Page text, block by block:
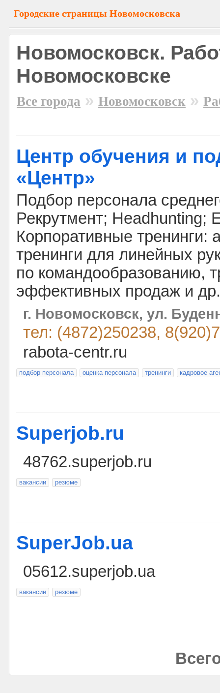
Городские страницы Новомосковска
Новомосковск.
Новомосковске
Все города » Новомосковск »
Центр обучения и
«Центр»
Подбор персонала
Рекрутмент; Headhunting;
Корпоративные тренинги:
тренинги для линейных
по командообразованию,
эффективных продаж и др.
г. Новомосковск, ул.
тел: (4872)250238,
rabota-centr.ru
подбор персонала оценка персонала тренинги кадровое
Superjob.ru
48762.superjob.ru
вакансии резюме
SuperJob.ua
05612.superjob.ua
вакансии резюме